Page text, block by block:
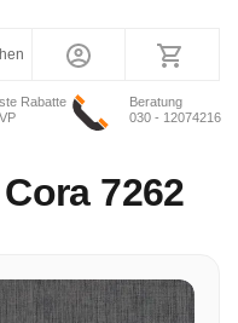
Rabatte
Beratung
030 - 12074216
Cora 7262